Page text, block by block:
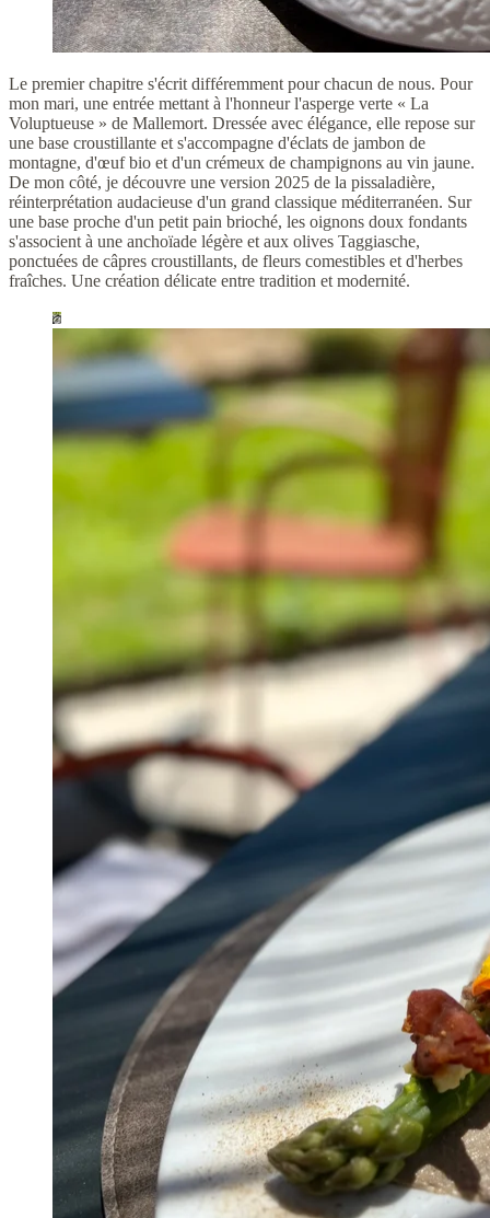
Le premier chapitre s'écrit différemment pour chacun de nous. Pour
mon mari, une entrée mettant à l'honneur l'asperge verte « La
Voluptueuse » de Mallemort. Dressée avec élégance, elle repose sur
une base croustillante et s'accompagne d'éclats de jambon de
montagne, d'œuf bio et d'un crémeux de champignons au vin jaune.
De mon côté, je découvre une version 2025 de la pissaladière,
réinterprétation audacieuse d'un grand classique méditerranéen. Sur
une base proche d'un petit pain brioché, les oignons doux fondants
s'associent à une anchoïade légère et aux olives Taggiasche,
ponctuées de câpres croustillants, de fleurs comestibles et d'herbes
fraîches. Une création délicate entre tradition et modernité.